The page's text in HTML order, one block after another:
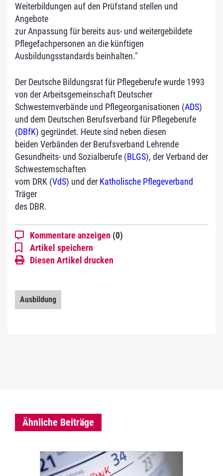
Weiterbildungen auf den Prüfstand stellen und
Angebote
zur Anpassung für bereits aus- und weitergebildete
Pflegefachpersonen an die künftigen
Ausbildungsstandards beinhalten."
Der Deutsche Bildungsrat für Pflegeberufe wurde 1993
von der Arbeitsgemeinschaft Deutscher
Schwesternverbände und Pflegeorganisationen (ADS)
und dem Deutschen Berufsverband für Pflegeberufe
(DBfK) gegründet. Heute sind neben diesen
beiden Verbänden der Berufsverband Lehrende
Gesundheits- und Sozialberufe (BLGS), der Verband der
Schwesternschaften
vom DRK (VdS) und der Katholische Pflegeverband
Träger
des DBR.
Kommentare anzeigen (0)
Artikel speichern
Diesen Artikel drucken
Ausbildung
Ähnliche Beiträge